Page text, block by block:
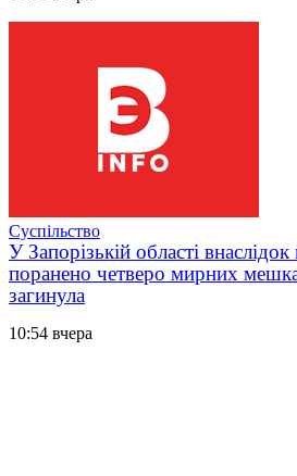
Суспільство
У Запорізькій області
поранено четверо мирних
загинула
10:54 вчера